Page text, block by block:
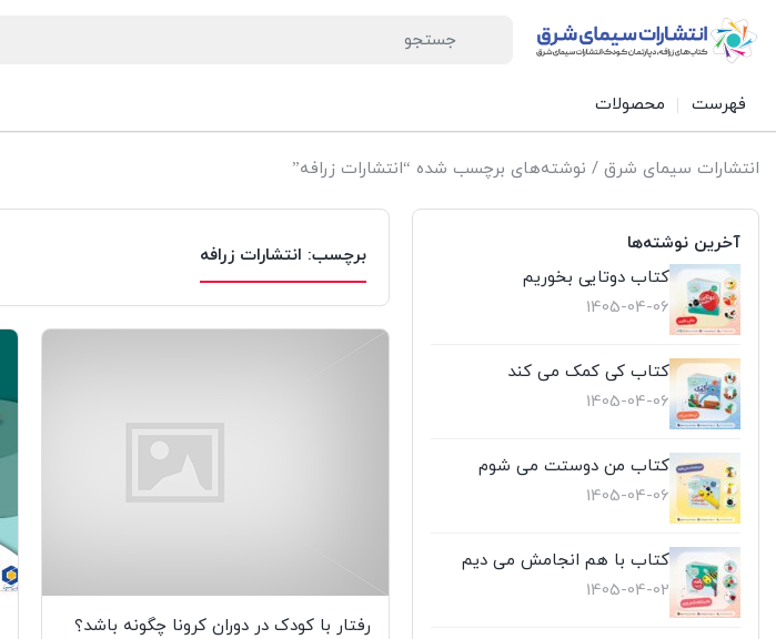
فهرست محصولات
انتشارات سیمای شرق / نوشته‌های برچسب شده “انتشارات زرافه”
آخرین نوشته‌ها
کتاب دوتایی بخوریم
1405-04-06
کتاب کی کمک می کند
1405-04-06
کتاب من دوستت می شوم
1405-04-06
کتاب با هم انجامش می دیم
1405-04-02
برچسب: انتشارات زرافه
رفتار با کودک در دوران کرونا چگونه باشد؟